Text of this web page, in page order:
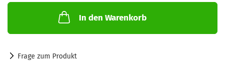
In den Warenkorb
Frage zum Produkt